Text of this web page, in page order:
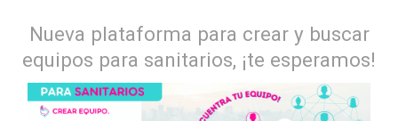
Nueva plataforma para crear y buscar
equipos para sanitarios, ¡te esperamos!